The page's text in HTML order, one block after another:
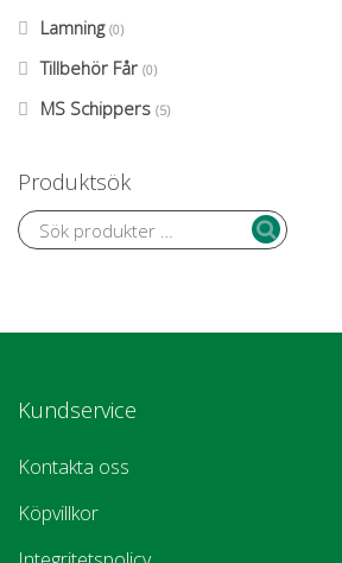
Lamning (0)
Tillbehör Får (0)
MS Schippers (5)
Produktsök
Kundservice
Kontakta oss
Köpvillkor